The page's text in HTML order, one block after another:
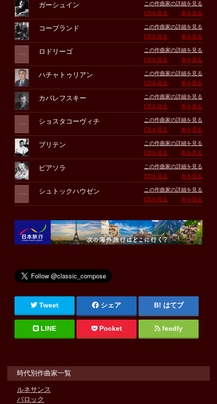
ガーシュイン
この作曲家の詳細を見る
CDを見る
本を見る
コープランド
この作曲家の詳細を見る
CDを見る
本を見る
ロドリーゴ
この作曲家の詳細を見る
CDを見る
本を見る
ハチャトゥリアン
この作曲家の詳細を見る
CDを見る
本を見る
カバレフスキー
この作曲家の詳細を見る
CDを見る
本を見る
ショスタコーヴィチ
この作曲家の詳細を見る
CDを見る
本を見る
ブリテン
この作曲家の詳細を見る
CDを見る
本を見る
ピアソラ
この作曲家の詳細を見る
CDを見る
本を見る
シュトックハウゼン
この作曲家の詳細を見る
CDを見る
本を見る
Tweet シェア はてブ
LINE Pocket feedly
時代別作曲家一覧
ルネサンス
バロック